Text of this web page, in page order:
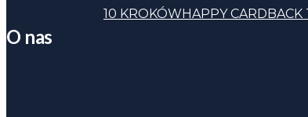
10 KROKÓWHAPPY CARDBACK
O nas